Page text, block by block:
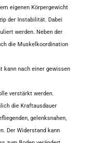
eigenen Körpergewicht
der Instabilität. Dabei
werden. Neben der
die Muskelkoordination
kann nach einer gewissen
verstärkt werden.
die Kraftausdauer
gelenksnahen,
Der Widerstand kann